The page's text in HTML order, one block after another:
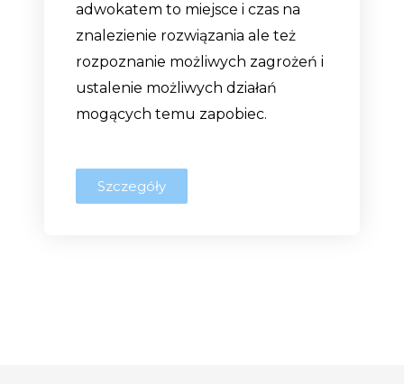
adwokatem to miejsce i czas na
znalezienie rozwiązania ale też
rozpoznanie możliwych zagrożeń i
ustalenie możliwych działań
mogących temu zapobiec.
Szczegóły